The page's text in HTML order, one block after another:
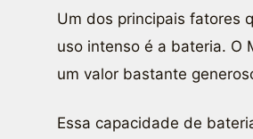
Um dos principais fatores
uso intenso é a bateria. O
um valor bastante
Essa capacidade de